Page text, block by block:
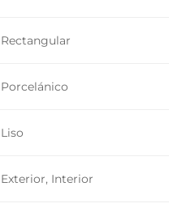
Rectangular
Porcelánico
Liso
Exterior, Interior